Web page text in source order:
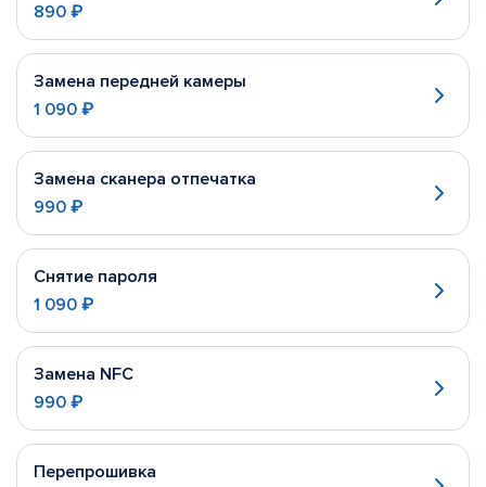
890 ₽
Замена передней камеры
1 090 ₽
Замена сканера отпечатка
990 ₽
Снятие пароля
1 090 ₽
Замена NFC
990 ₽
Перепрошивка